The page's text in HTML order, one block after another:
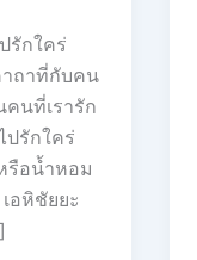
รักใคร่
ถาที่กับคน
คนที่เรารัก
ปรักใคร่
รือน้ำหอม
อหิชัยยะ